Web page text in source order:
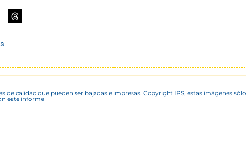
de calidad que pueden ser bajadas e impresas. Copyright IPS, estas imágenes sólo
este informe